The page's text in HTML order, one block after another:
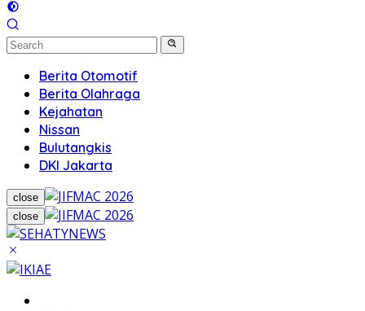
Berita Otomotif
Berita Olahraga
Kejahatan
Nissan
Bulutangkis
DKI Jakarta
close
close